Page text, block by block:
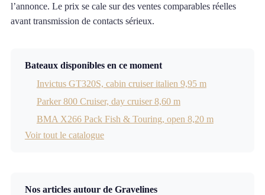
l’annonce. Le prix se cale sur des ventes comparables réelles
avant transmission de contacts sérieux.
Bateaux disponibles en ce moment
Invictus GT320S, cabin cruiser italien 9,95 m
Parker 800 Cruiser, day cruiser 8,60 m
BMA X266 Pack Fish & Touring, open 8,20 m
Voir tout le catalogue
Nos articles autour de Gravelines